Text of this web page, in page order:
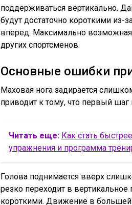
поддерживаться вертикально.
будут достаточно короткими из-
вперед. Максимально возможная
других спортсменов.
Основные ошибки
Маховая нога задирается
приводит к тому, что первый
Читать еще: Как стать
упражнения и программа
Голова поднимается вверх
резко переходит в
короткими. Движение в большей